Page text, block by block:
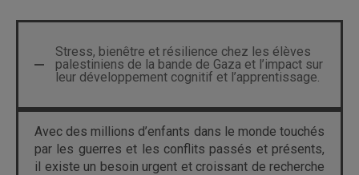
Stress, bien­être et résilience chez les élèves
palestiniens de la bande de Gaza et l’impact sur
leur développement cognitif et l’apprentissage.
Avec des millions d’enfants dans le monde touchés
par les guerres et les conflits passés et présents,
il existe un besoin urgent et croissant de recherche